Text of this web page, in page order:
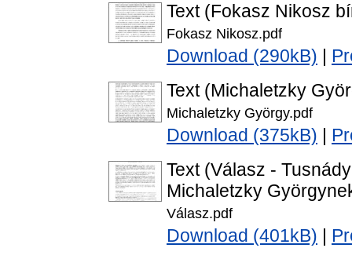
Text (Fokasz Nikosz
Fokasz Nikosz.pdf
Download (290kB)
Text (Michaletzky
Michaletzky György.pdf
Download (375kB)
Text (Válasz -
Michaletzky
Válasz.pdf
Download (401kB)